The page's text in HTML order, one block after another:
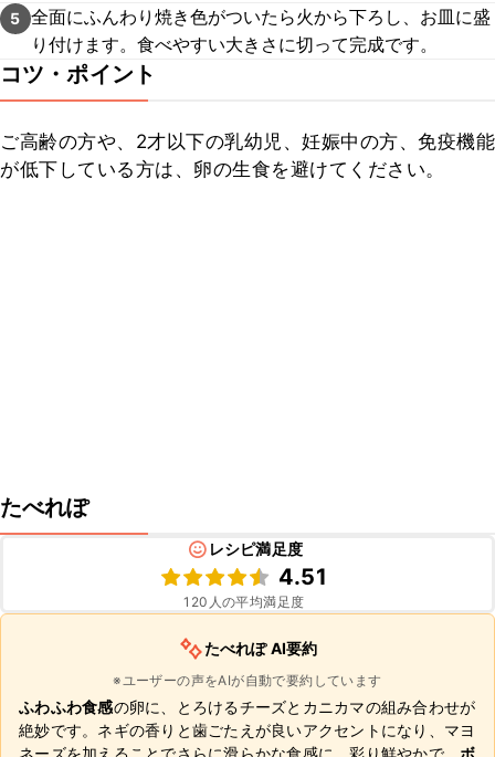
5 全面にふんわり焼き色がついたら火から下ろし、お皿に盛
り付けます。食べやすい大きさに切って完成です。
コツ・ポイント
ご高齢の方や、2才以下の乳幼児、妊娠中の方、免疫機能
が低下している方は、卵の生食を避けてください。
たべれぽ
レシピ満足度
4.51
120 人の平均満足度
たべれぽ AI要約
※ユーザーの声をAIが自動で要約しています
ふわふわ食感の卵に、とろけるチーズとカニカマの組み合わせが
絶妙です。ネギの香りと歯ごたえが良いアクセントになり、マヨ
ネーズを加えることでさらに滑らかな食感に。彩り鮮やかで、 ボ